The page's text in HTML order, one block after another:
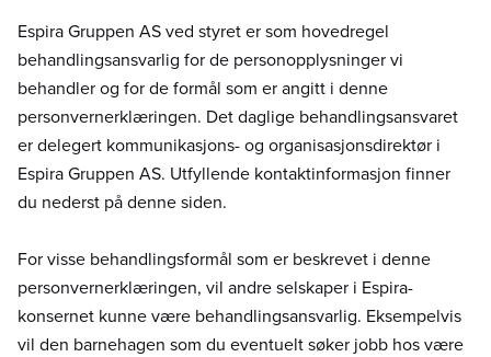
Espira Gruppen AS ved styret er som hovedregel
behandlingsansvarlig for de personopplysninger vi
behandler og for de formål som er angitt i denne
personvernerklæringen. Det daglige behandlingsansvaret
er delegert kommunikasjons- og organisasjonsdirektør i
Espira Gruppen AS. Utfyllende kontaktinformasjon finner
du nederst på denne siden.
For visse behandlingsformål som er beskrevet i denne
personvernerklæringen, vil andre selskaper i Espira-
konsernet kunne være behandlingsansvarlig. Eksempelvis
vil den barnehagen som du eventuelt søker jobb hos være